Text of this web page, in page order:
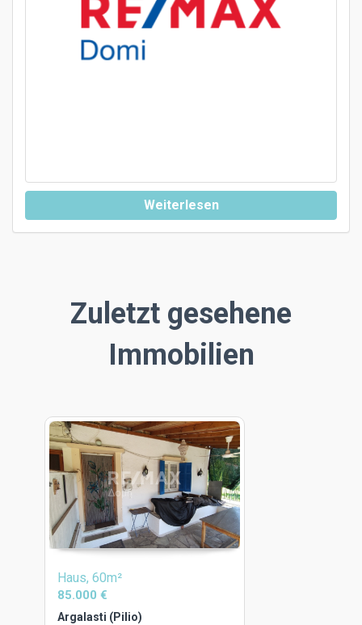
Weiterlesen
Zuletzt gesehene
Immobilien
Haus, 60m²
85.000 €
Argalasti (Pilio)